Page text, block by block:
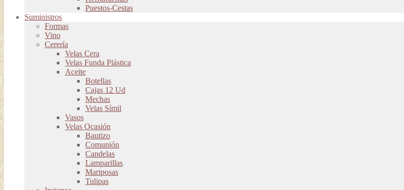
Puestos-Cestas
Suministros
Formas
Vino
Cerería
Velas Cera
Velas Funda Plástica
Aceite
Botellas
Cajas 12 Ud
Mechas
Velas Símil
Vasos
Velas Ocasión
Bautizo
Comunión
Candelas
Lamparillas
Mariposas
Tulipas